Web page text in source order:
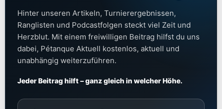
Hinter unseren Artikeln, Turnierergebnissen,
Ranglisten und Podcastfolgen steckt viel Zeit und
Herzblut. Mit einem freiwilligen Beitrag hilfst du uns
dabei, Pétanque Aktuell kostenlos, aktuell und
unabhängig weiterzuführen.
Jeder Beitrag hilft – ganz gleich in welcher Höhe.